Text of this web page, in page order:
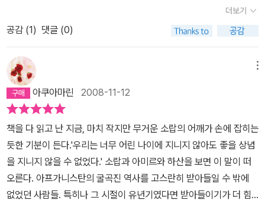
스탄의 병원에 있다는 이야기를 듣고 자신이 소설가가 될 수 있도록
응원해준 라힘 칸을 만나기 위해 파키스탄으로 향한다. 그곳에서 라
작하는데.『연을 쫓는 아이』는 단순한 성장소설이 아니다. 그곳에는
지금도 겪고 있을 아프가니스탄 아이들 아니 모든 사람들의 아픔이
고스란히 담겨져 있다. 비록 미국에서 영어로 출간된 책이기는 하지
만, 작가 할레드 호세이니는 아미드처럼 아프가니스탄에서 태어나 미
국으로 건너온 사람이기 때문이다. 그는어느 나라가 가해자이고, 어
느 나라가 피해자인지 직설적으로 이야기 하고 있지는 않다. 그저 소
년들을 통해 아프가니스탄의아름다운 모습과 전통을 담아내고 있다.
마냥 이분법적인 잣대로탈레반 정권이 들어선 아프가니스탄은 나쁜
나라라고만 생각하고 있던 내가 얼마나 수준 미달이었는지를 깨달았
미르 잔에게네 이야기를 정말 재미있게 읽었다. 신이 네게 특별한 재
능을 주셨다. 이제 그 재능을 갈고 닦는 것이 네가 해야 할 의무이다.
신이 주신 재능을 허비하는 사람은 바보다. 너는 정확한 문법과 재미
있는 스타일로 이야기를 만들었다. 그러나 네 이야기에서 가장 놀라
운 점은 이야기 속에 아이러니가 들어 있다는 것이다. 이 말이 무슨 뜻
인지 네가 모를지도 모른다. 그러나 언젠가는 알게 될 것이다. 어떤 작
가들은 평생을 노력해도 끝내 그것을 얻지 못하는 수도 있다. 그런데
너는 처음으로 쓴 이야기에서 그것을 이뤄냈다. 아미르 잔, 내 문은 너
한테 항상 열려 있을 것이다. 하고 싶은 이야기가 있으면 뭐든지 다 들
어주마. 브라보.네 친구 라힘이 p53나는 놀라 멍해졌다. 너무나 명백
해서 오히려 바보 같아 보이는 그 특별한 문제가, 내 머릿속에는 떠오
르지 않았었다. 입을 움직였지만 소리가 나오지 않았다. 글쓰기의 목
아버지에 대한 배신감을 느끼게 되지만, 이미 아버지는 돌아가신 뒤
이며, 그 이복 동생의 아들 소랍 역시 하산과 자신을 멀어지게 만든 장
적이다.열두 살 정도의 남자 아이들이 동성간에 성추행을 한다는 사
실도 놀랍거니와 너무나 인간적으로 보였던 바바(아버지)가 하인의 -
그것도 친구와 같았던- 아내를 겁탈하여 아이를 낳았다는 것과 그 사
실을 감추기 위해 그 여자를 내쫒았다는 사실에서 어느 나라건 명예
를 중시하는 남자들로 인해 피해를 입는 여성과 약자들이 너무 많다
는 데 놀랐다. 넷째, 인연의 고리가 너무나 절묘하게 구성되어 있다는
점이다. 주인공 아미르는 아프가니스탄에서 러시아의 침공을 피해 아
버지를 따라 미국으로 도망쳤지만 어린시절 하산과의 해결되지 못한
일로 인한 죄의식에서 벗어나지 못하고, 사랑하는 여인과 결혼하고
용서가 쉽지 않다고 합니다.작가 호세이니는 다우드 칸이 쿠데타를
일으킨 73년에 이란의 테헤란에서 본국의 카불로 돌아온다. 그 전후
의 아프가니스탄은 아미르의 어린시절을 통해서 비교적 자세히 알 수
있다. 현재 내가 알고 있는 가난한 나라, 오사마 빈 라덴이 시발점이
되어&;미국과의 전쟁이 계속되는&;나라, 그리고 도대체 저 나라에 산
업이라는 단어가 존재하는지 의심스러운 상황은 어머니 서재에 있는
책 읽기를 좋아하는 소년의 눈에는 없었다. 집안 대대로 풍족했고, 바
바의 사업이 번창하며 뒷동산의 석류나무는 풍성한 과실을 선물하던
시절이었다.왜 아프가니스탄은 전쟁의 소용돌이에서 수십 년을 헤매
고 있는가? 바바가 저지른, 무슬림들이 끔찍하게 생각하는 명예를 더
럽힌 행동이 이 광활하고 신비로운 풍경을 자랑하던 국가를 폐허로
몰고 간 것인가? 당시 군사 쿠데타가 없었고, 친소련을 표방하던 정
더보기
공감 (1) 댓글 (0)
아쿠아마린 2008-11-12
책을 다 읽고 난 지금, 마치 작지만 무거운 소랍의 어깨가 손에 잡히는
듯한 기분이 든다.'우리는 너무 어린 나이에 지니지 않아도 좋을 상념
을 지니지 않을 수 없었다.' 소랍과 아미르와 하산을 보면 이 말이 떠
오른다. 아프가니스탄의 굴곡진 역사를 고스란히 받아들일 수 밖에
없었던 사람들. 특히나 그 시절이 유년기였다면 받아들이기가 더 힘